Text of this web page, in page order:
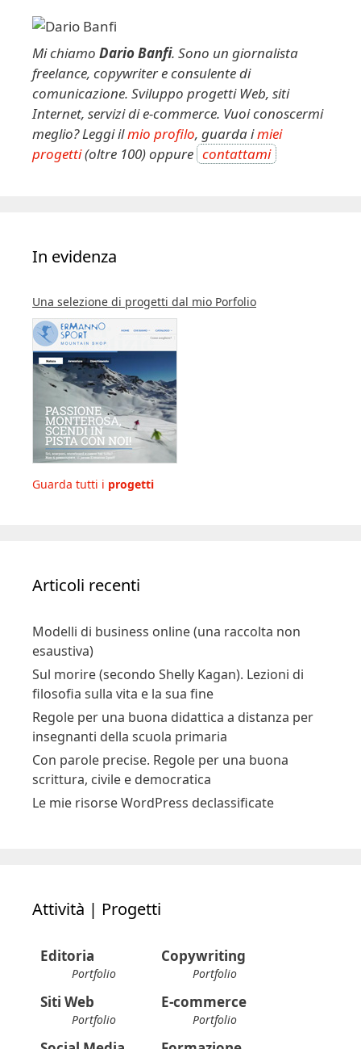
Mi chiamo Dario Banfi. Sono un giornalista
freelance, copywriter e consulente di
comunicazione. Sviluppo progetti Web, siti
Internet, servizi di e-commerce. Vuoi conoscermi
meglio? Leggi ilmio profilo, guarda imiei
progetti(oltre 100) oppure contattami
In evidenza
Una selezione di progetti dal mio Porfolio
Guarda tutti i progetti
Articoli recenti
Modelli di business online (una raccolta non
esaustiva)
Sul morire (secondo Shelly Kagan). Lezioni di
filosofia sulla vita e la sua fine
Regole per una buona didattica a distanza per
insegnanti della scuola primaria
Con parole precise. Regole per una buona
scrittura, civile e democratica
Le mie risorse WordPress declassificate
Attività | Progetti
Editoria
Portfolio
Copywriting
Portfolio
Siti Web
Portfolio
E-commerce
Portfolio